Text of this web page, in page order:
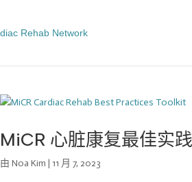
MiCR 心脏康复最佳实
由Noa Kim | 11 月 7, 2023